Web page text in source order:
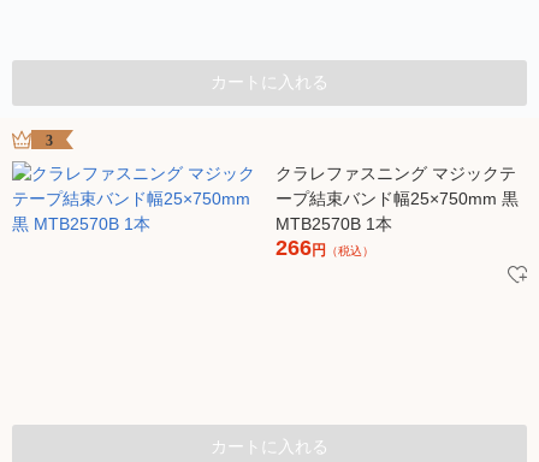
カートに入れる
3
クラレファスニング マジックテ
ープ結束バンド幅25×750mm 黒
MTB2570B 1本
266円 （税込）
カートに入れる